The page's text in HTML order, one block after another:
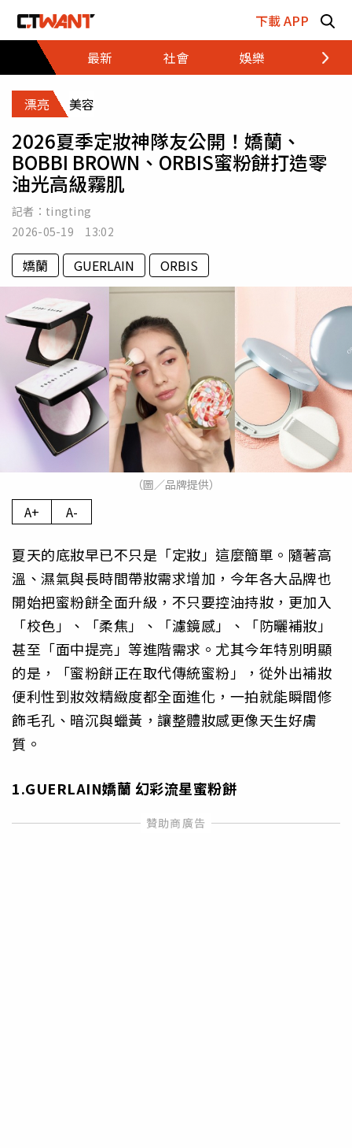
下載 APP
最新
社會 娛樂 財經
漂亮 美容
2026夏季定妝神隊友公開！嬌蘭、
BOBBI BROWN、ORBIS蜜粉餅打造零
油光高級霧肌
記者： tingting
2026-05-19 13:02
嬌蘭 GUERLAIN ORBIS
（圖／品牌提供）
A+ A-
夏天的底妝早已不只是「定妝」這麼簡單。隨著高
溫、濕氣與長時間帶妝需求增加，今年各大品牌也
開始把蜜粉餅全面升級，不只要控油持妝，更加入
「校色」、「柔焦」、「濾鏡感」、「防曬補妝」
甚至「面中提亮」等進階需求。尤其今年特別明顯
的是，「蜜粉餅正在取代傳統蜜粉」，從外出補妝
便利性到妝效精緻度都全面進化，一拍就能瞬間修
飾毛孔、暗沉與蠟黃，讓整體妝感更像天生好膚
質。
1.GUERLAIN嬌蘭 幻彩流星蜜粉餅